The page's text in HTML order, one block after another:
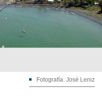
Fotografía: José Leniz